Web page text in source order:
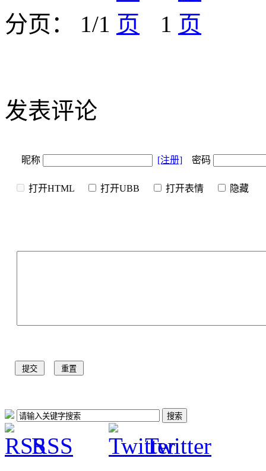
分页： 1/1 1
发表评论
昵称 [注册] 密码
打开HTML 打开UBB 打开表情 隐
RSS Twitter